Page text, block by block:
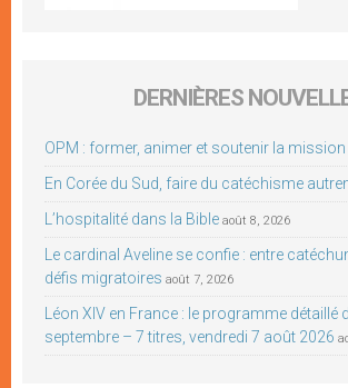
DERNIÈRES
OPM : former, animer et soutenir la mission
En Corée du Sud, faire du catéchisme
L’hospitalité dans la Bible août 8, 2026
Le cardinal Aveline se confie : entre
défis migratoires août 7, 2026
Léon XIV en France : le programme détaillé
septembre – 7 titres, vendredi 7 août 2026